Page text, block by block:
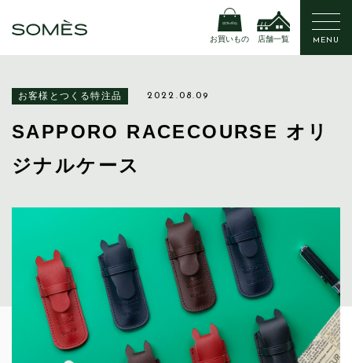
お買いもの 店舗一覧 MENU
お客様とつくる特注品 2022.08.09
SAPPORO RACECOURSE オリ
ジナルケース